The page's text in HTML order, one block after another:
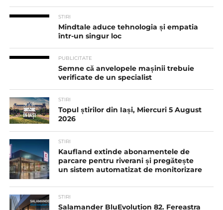
STIRI
Mindtale aduce tehnologia și empatia
într-un singur loc
PUBLICITATE
Semne că anvelopele mașinii trebuie
verificate de un specialist
STIRI
Topul știrilor din Iași, Miercuri 5 August
2026
STIRI
Kaufland extinde abonamentele de
parcare pentru riverani și pregătește
un sistem automatizat de monitorizare
STIRI
Salamander BluEvolution 82. Fereastra